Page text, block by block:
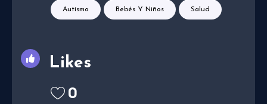
Autismo Bebés Y Niños Salud
Likes
0